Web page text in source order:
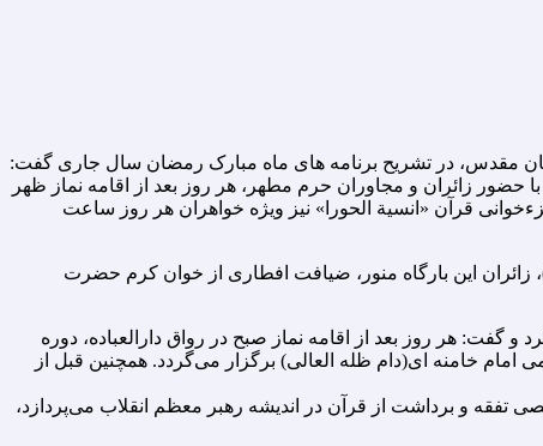
مقدس، در تشریح برنامه های ماه مبارک رمضان سال جاری گفت:
حضور زائران و مجاوران حرم مطهر، هر روز بعد از اقامه نماز ظهر
قرآن «انسیة الحورا» نیز ویژه خواهران هر روز ساعت
این بارگاه منور، ضیافت افطاری از خوان کرم حضرت
هر روز بعد از اقامه نماز صبح در رواق دارالعباده، دوره
خامنه ای(دام ظله العالی) برگزار می‌گردد. همچنین قبل از
و برداشت از قرآن در اندیشه رهبر معظم انقلاب می‌پردازد،